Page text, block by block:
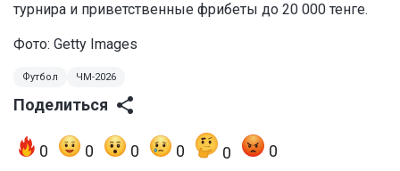
турнира и приветственные фрибеты до 20 000 тенге.
Фото: Getty Images
Футбол ЧМ-2026
Поделиться
0 0 0 0 0 0